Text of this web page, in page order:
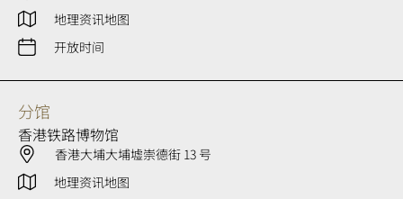
地理资讯地图
开放时间
分馆
香港铁路博物馆
香港大埔大埔墟崇德街 13 号
地理资讯地图